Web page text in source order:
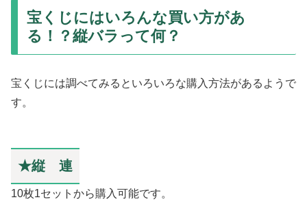
宝くじにはいろんな買い方があ
る！？縦バラって何？
宝くじには調べてみるといろいろな購入方法があるようで
す。
★縦 連
10枚1セットから購入可能です。